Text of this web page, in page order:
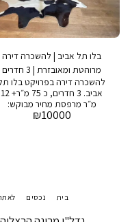
בלו תל אביב | להשכרה דירה
מרוהטת ומאובזרת | 3 חדרים
להשכרה דירה בפרויקט בלו
אביב. 3 חדרים, כ 75 מ״ר+ 12
מ״ר מרפסת מחיר מבוקש:
₪10000
בית נכסים